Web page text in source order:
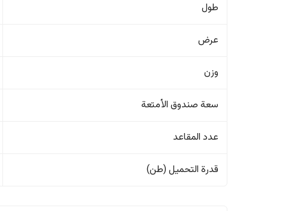
طول
عرض
وزن
سعة صندوق الأمتعة
عدد المقاعد
قدرة التحميل (طن)